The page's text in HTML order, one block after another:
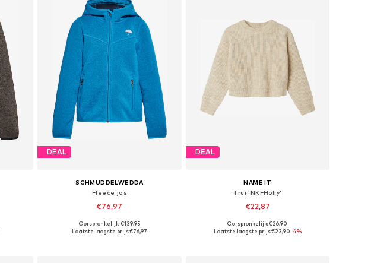
DEAL
SCHMUDDELWEDDA
Fleece jas
€76,97
Beschikbaar in vele maten
Oorspronkelijk: €139,95
Laatste laagste prijs:€76,97
DEAL
NAME IT
Trui 'NKFHolly'
€22,87
Beschikbaar in vele maten
Oorspronkelijk: €26,90
Laatste laagste prijs:€23,90-4%